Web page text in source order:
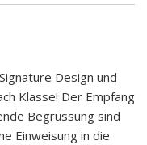
Design und
Klasse! Der Empfang
Begrüssung sind
Einweisung in die